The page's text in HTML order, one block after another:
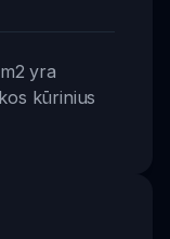
yra
kūrinius